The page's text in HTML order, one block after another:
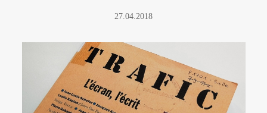
27.04.2018